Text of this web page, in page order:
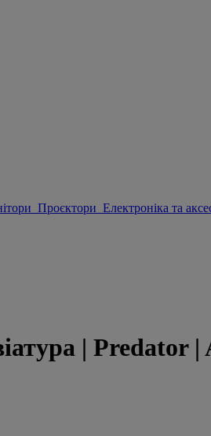
Проєктори Електроніка та
| Predator |